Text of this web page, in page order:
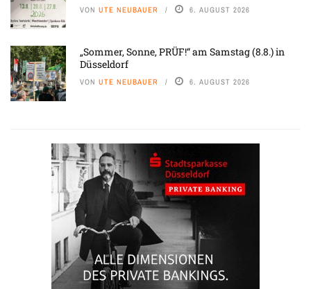
VON UTE NEUBAUER 6. AUGUST 2026
„Sommer, Sonne, PRÜF!“ am Samstag (8.8.) in
Düsseldorf
VON UTE NEUBAUER 6. AUGUST 2026